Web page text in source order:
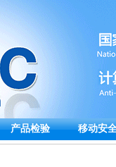
产品检验 移动安